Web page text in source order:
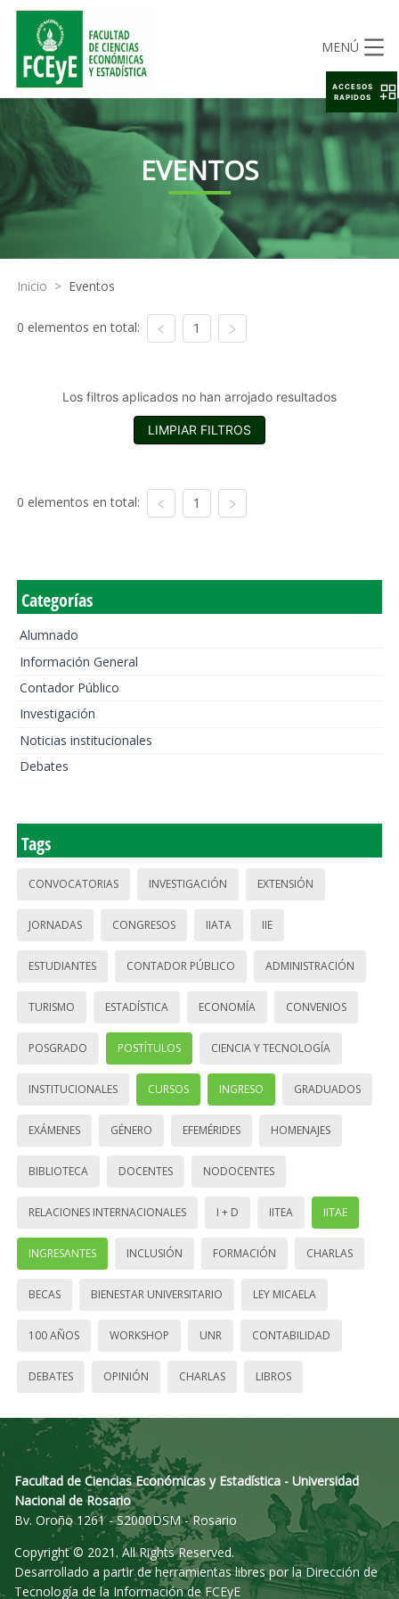
MENÚ
EVENTOS
Inicio > Eventos
0 elementos en total: 1
Los filtros aplicados no han arrojado resultados
LIMPIAR FILTROS
0 elementos en total: 1
Categorías
Alumnado
Información General
Contador Público
Investigación
Noticias institucionales
Debates
Tags
CONVOCATORIAS INVESTIGACIÓN EXTENSIÓN
JORNADAS CONGRESOS IIATA IIE
ESTUDIANTES CONTADOR PÚBLICO ADMINISTRACIÓN
TURISMO ESTADÍSTICA ECONOMÍA CONVENIOS
POSGRADO POSTÍTULOS CIENCIA Y TECNOLOGÍA
INSTITUCIONALES CURSOS INGRESO GRADUADOS
EXÁMENES GÉNERO EFEMÉRIDES HOMENAJES
BIBLIOTECA DOCENTES NODOCENTES
RELACIONES INTERNACIONALES I + D IITEA IITAE
INGRESANTES INCLUSIÓN FORMACIÓN CHARLAS
BECAS BIENESTAR UNIVERSITARIO LEY MICAELA
100 AÑOS WORKSHOP UNR CONTABILIDAD
DEBATES OPINIÓN CHARLAS LIBROS
Facultad de Ciencias Económicas y Estadística - Universidad
Nacional de Rosario
Bv. Oroño 1261 - S2000DSM - Rosario
Copyright © 2021. All Rights Reserved.
Desarrollado a partir de herramientas libres por la Dirección de
Tecnología de la Información de FCEyE
ACCESOS
RAPIDOS